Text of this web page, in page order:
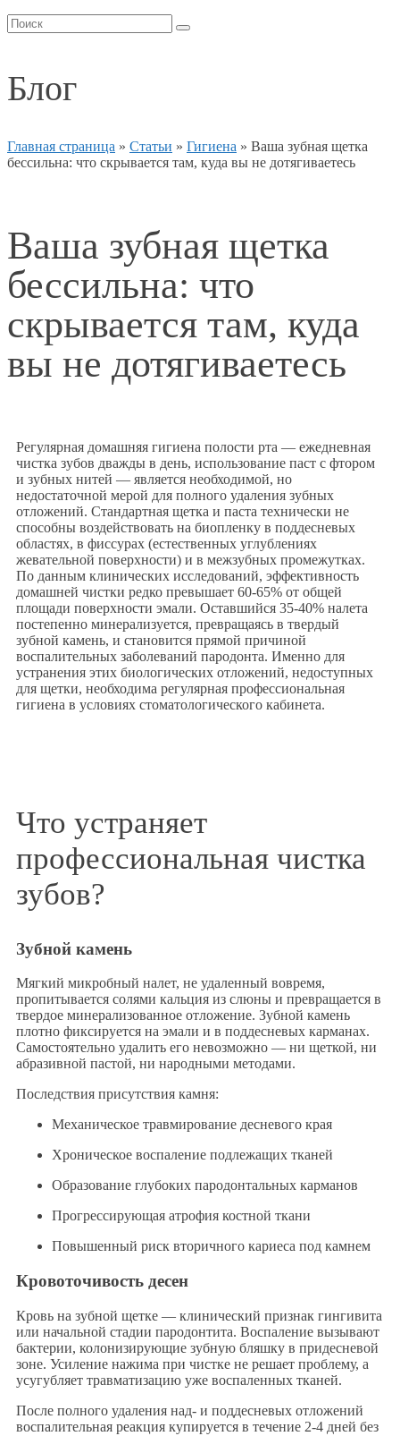
Блог
Главная страница » Статьи » Гигиена » Ваша зубная щетка
бессильна: что скрывается там, куда вы не дотягиваетесь
Ваша зубная щетка
бессильна: что
скрывается там, куда
вы не дотягиваетесь
Регулярная домашняя гигиена полости рта — ежедневная
чистка зубов дважды в день, использование паст с фтором
и зубных нитей — является необходимой, но
недостаточной мерой для полного удаления зубных
отложений. Стандартная щетка и паста технически не
способны воздействовать на биопленку в поддесневых
областях, в фиссурах (естественных углублениях
жевательной поверхности) и в межзубных промежутках.
По данным клинических исследований, эффективность
домашней чистки редко превышает 60-65% от общей
площади поверхности эмали. Оставшийся 35-40% налета
постепенно минерализуется, превращаясь в твердый
зубной камень, и становится прямой причиной
воспалительных заболеваний пародонта. Именно для
устранения этих биологических отложений, недоступных
для щетки, необходима регулярная профессиональная
гигиена в условиях стоматологического кабинета.
Что устраняет
профессиональная чистка
зубов?
Зубной камень
Мягкий микробный налет, не удаленный вовремя,
пропитывается солями кальция из слюны и превращается в
твердое минерализованное отложение. Зубной камень
плотно фиксируется на эмали и в поддесневых карманах.
Самостоятельно удалить его невозможно — ни щеткой, ни
абразивной пастой, ни народными методами.
Последствия присутствия камня:
Механическое травмирование десневого края
Хроническое воспаление подлежащих тканей
Образование глубоких пародонтальных карманов
Прогрессирующая атрофия костной ткани
Повышенный риск вторичного кариеса под камнем
Кровоточивость десен
Кровь на зубной щетке — клинический признак гингивита
или начальной стадии пародонтита. Воспаление вызывают
бактерии, колонизирующие зубную бляшку в придесневой
зоне. Усиление нажима при чистке не решает проблему, а
усугубляет травматизацию уже воспаленных тканей.
После полного удаления над- и поддесневых отложений
воспалительная реакция купируется в течение 2-4 дней без